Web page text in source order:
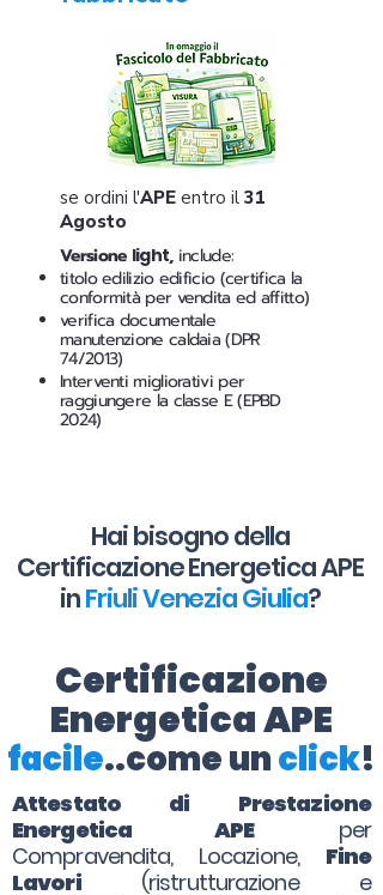
se ordini l'APE entro il 31
Agosto
Versione light,include:
titolo edilizio edificio (certifica la
conformità per vendita ed affitto)
verifica documentale
manutenzione caldaia (DPR
74/2013)
Interventi migliorativi per
raggiungere la classe E (EPBD
2024)
Hai bisogno della
Certificazione Energetica APE
inFriuli Venezia Giulia?
Certificazione
Energetica APE
facile..come unclick!
Attestato di Prestazione
Energetica APEper
Compravendita, Locazione, Fine
Lavori(ristrutturazione e